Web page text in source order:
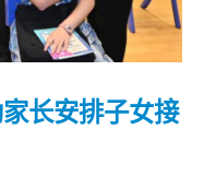
长安排子女接